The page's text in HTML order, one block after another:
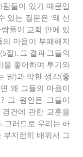
들이 있기 때문입
있는 질문은 ‘왜 신
들이 교회 안에 있
마음이 부패해지
절). 그 결과 그들의
을 좋아하며 투기와
말)과 악한 생각(좋
왜 그들의 마음이
그 원인은 그들이
건에 관한 교훈을
그러므로 우리는 하
부지런히 배워서 그